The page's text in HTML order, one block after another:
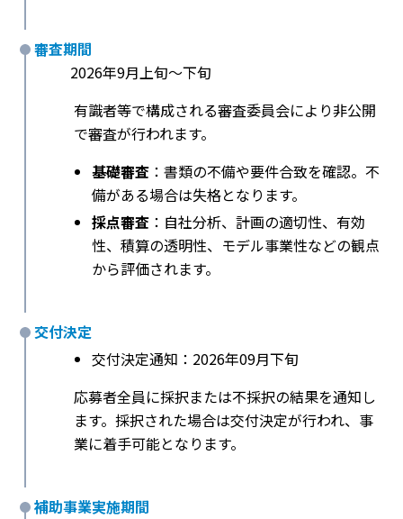
審査期間
2026年9月上旬〜下旬
有識者等で構成される審査委員会により非公開
で審査が行われます。
基礎審査 ：書類の不備や要件合致を確認。不
備がある場合は失格となります。
採点審査 ：自社分析、計画の適切性、有効
性、積算の透明性、モデル事業性などの観点
から評価されます。
交付決定
交付決定通知：2026年09月下旬
応募者全員に採択または不採択の結果を通知し
ます。採択された場合は交付決定が行われ、事
業に着手可能となります。
補助事業実施期間